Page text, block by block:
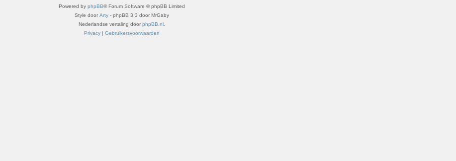
Powered by phpBB® Forum Software © phpBB Limited
Style door Arty - phpBB 3.3 door MrGaby
Nederlandse vertaling door phpBB.nl
Privacy | Gebruikersvoorwaarden